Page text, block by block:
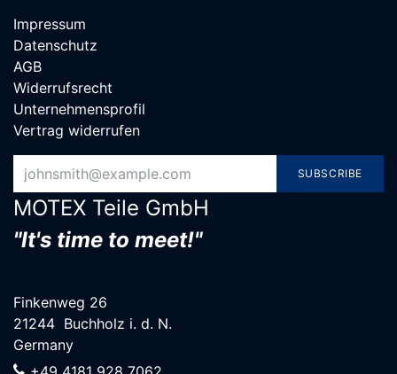
Impressum
Datenschutz
AGB
Widerrufsrecht
Unternehmensprofil
Vertrag widerrufen
SUBSCRIBE
MOTEX Teile G​mbH
"It's time to meet!"
Finkenweg 26
21244 Buchholz i. d. N.
Germany